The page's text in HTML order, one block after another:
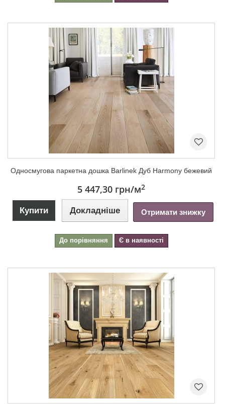
Односмугова паркетна дошка Barlinek Дуб Harmony бежевий
5 447,30 грн/м2
Купити Докладніше Отримати знижку
До порівняння Є в наявності